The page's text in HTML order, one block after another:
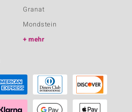
Granat
Mondstein
mehr